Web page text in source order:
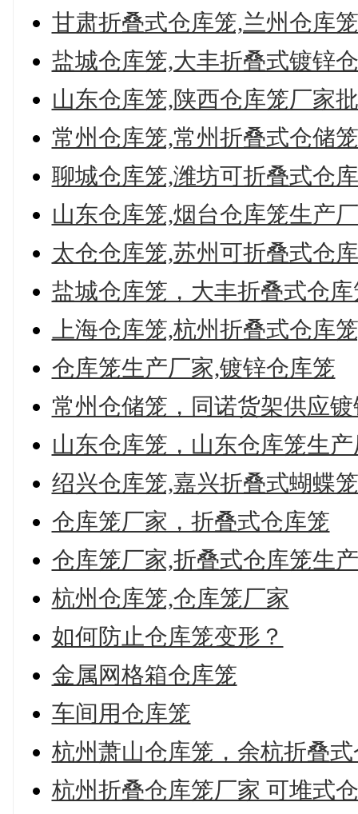
甘肃折叠式仓库笼,兰州仓库
盐城仓库笼,大丰折叠式镀锌
山东仓库笼,陕西仓库笼厂家
常州仓库笼,常州折叠式仓储
聊城仓库笼,潍坊可折叠式仓
山东仓库笼,烟台仓库笼生产
太仓仓库笼,苏州可折叠式仓
盐城仓库笼，大丰折叠式仓
上海仓库笼,杭州折叠式仓库
仓库笼生产厂家,镀锌仓库笼
常州仓储笼，同诺货架供应
山东仓库笼，山东仓库笼生
绍兴仓库笼,嘉兴折叠式蝴蝶
仓库笼厂家，折叠式仓库笼
仓库笼厂家,折叠式仓库笼生
杭州仓库笼,仓库笼厂家
如何防止仓库笼变形？
金属网格箱仓库笼
车间用仓库笼
杭州萧山仓库笼，余杭折叠
杭州折叠仓库笼厂家 可堆式